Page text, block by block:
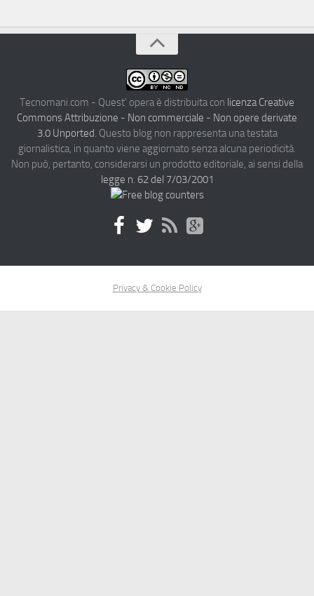
Tecnomani.com - Quest' opera è distribuita con licenza Creative
Commons Attribuzione - Non commerciale - Non opere derivate
3.0 Unported. Questo blog non rappresenta una testata
giornalistica, in quanto viene aggiornato senza alcuna periodicità.
Non può, pertanto, considerarsi un prodotto editoriale, ai sensi della
legge n. 62 del 7/03/2001
Privacy & Cookie Policy